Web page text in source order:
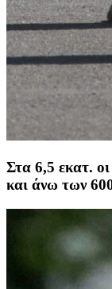
Στα 6,5 εκατ.
και άνω των